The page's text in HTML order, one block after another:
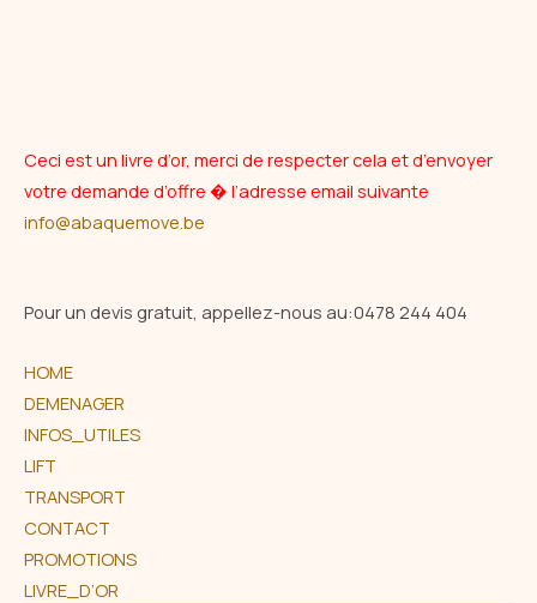
Ceci est un livre d’or, merci de respecter cela et d’envoyer
votre demande d’offre � l’adresse email suivante
info@abaquemove.be
Pour un devis gratuit, appellez-nous au:0478 244 404
HOME
DEMENAGER
INFOS_UTILES
LIFT
TRANSPORT
CONTACT
PROMOTIONS
LIVRE_D’OR